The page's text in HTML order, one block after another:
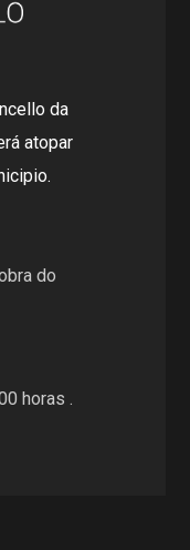
da
atopar
do
horas .